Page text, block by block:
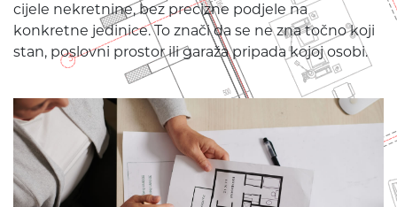
cijele nekretnine, bez precizne podjele na
konkretne jedinice. To znači da se ne zna točno koji
stan, poslovni prostor ili garaža pripada kojoj osobi.